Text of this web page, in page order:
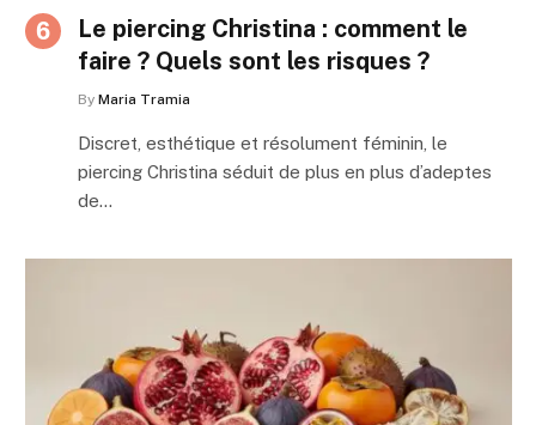
Le piercing Christina : comment le
faire ? Quels sont les risques ?
By Maria Tramia
Discret, esthétique et résolument féminin, le
piercing Christina séduit de plus en plus d’adeptes
de…